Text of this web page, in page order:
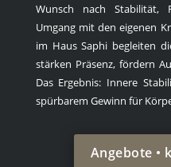
Wunsch nach Stabilität,
Umgang mit den eigenen
im Haus Saphi begleiten
stärken Präsenz, fördern
Das Ergebnis: Innere
spürbarem Gewinn für
Angebote •